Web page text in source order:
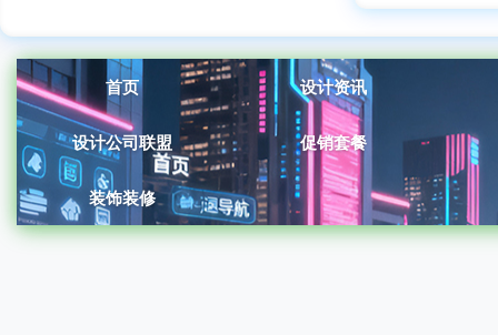
首页 设计资讯
设计公司联盟 促销套餐
装饰装修